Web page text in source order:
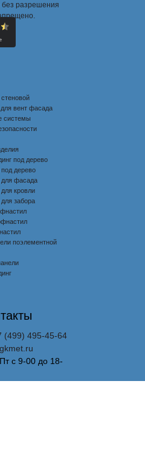
разрешения
вент фасада
системы
под дерево
дерево
фасада
кровли
забора
поэлементной
(499) 495-45-64
с 9-00 до 18-